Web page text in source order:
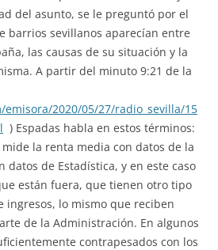
del asunto, se le preguntó por el
barrios sevillanos aparecían entre
las causas de su situación y la
A partir del minuto 9:21 de la
2020/05/27/radio_sevilla/15
) Espadas habla en estos términos:
mide la renta media con datos de la
datos de Estadística, y en este caso
están fuera, que tienen otro tipo
ingresos, lo mismo que reciben
de la Administración. En algunos
contrapesados con los